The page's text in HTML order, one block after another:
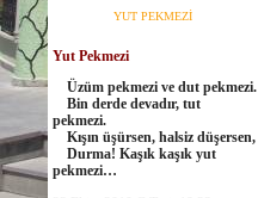
YUT PEKMEZİ
Yut Pekmezi
Üzüm pekmezi ve dut pekmezi.
Bin derde devadır, tut
pekmezi.
Kışın üşürsen, halsiz düşersen,
Durma! Kaşık kaşık yut
pekmezi…